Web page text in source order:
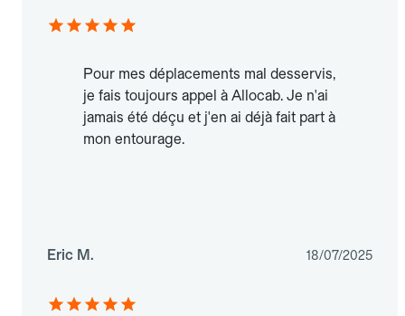
Pour mes déplacements mal desservis,
je fais toujours appel à Allocab. Je n'ai
jamais été déçu et j'en ai déjà fait part à
mon entourage.
Eric M. 18/07/2025